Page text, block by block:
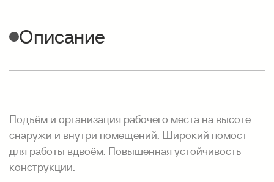
Описание
Подъём и организация рабочего места на высоте
снаружи и внутри помещений. Широкий помост
для работы вдвоём. Повышенная устойчивость
конструкции.